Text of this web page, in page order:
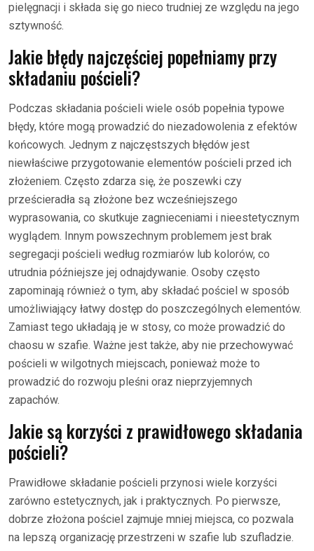
pielęgnacji i składa się go nieco trudniej ze względu na jego
sztywność.
Jakie błędy najczęściej popełniamy przy
składaniu pościeli?
Podczas składania pościeli wiele osób popełnia typowe
błędy, które mogą prowadzić do niezadowolenia z efektów
końcowych. Jednym z najczęstszych błędów jest
niewłaściwe przygotowanie elementów pościeli przed ich
złożeniem. Często zdarza się, że poszewki czy
prześcieradła są złożone bez wcześniejszego
wyprasowania, co skutkuje zagnieceniami i nieestetycznym
wyglądem. Innym powszechnym problemem jest brak
segregacji pościeli według rozmiarów lub kolorów, co
utrudnia późniejsze jej odnajdywanie. Osoby często
zapominają również o tym, aby składać pościel w sposób
umożliwiający łatwy dostęp do poszczególnych elementów.
Zamiast tego układają je w stosy, co może prowadzić do
chaosu w szafie. Ważne jest także, aby nie przechowywać
pościeli w wilgotnych miejscach, ponieważ może to
prowadzić do rozwoju pleśni oraz nieprzyjemnych
zapachów.
Jakie są korzyści z prawidłowego składania
pościeli?
Prawidłowe składanie pościeli przynosi wiele korzyści
zarówno estetycznych, jak i praktycznych. Po pierwsze,
dobrze złożona pościel zajmuje mniej miejsca, co pozwala
na lepszą organizację przestrzeni w szafie lub szufladzie.